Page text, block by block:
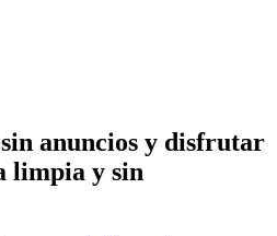
anuncios y disfrutar
limpia y sin